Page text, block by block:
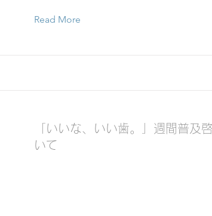
Read More
「いいな、いい歯。」週間普及
いて